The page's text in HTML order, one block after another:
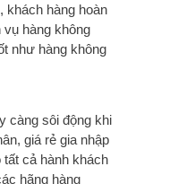
khách hàng hoàn
hàng không
như hàng không
càng sôi động khi
giá rẻ gia nhập
cả hành khách
hãng hàng